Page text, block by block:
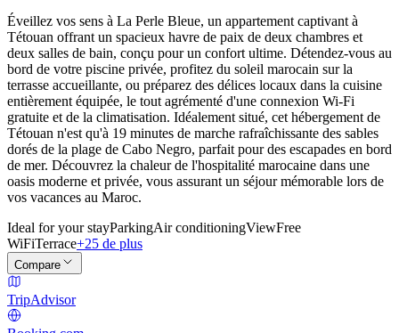
Éveillez vos sens à La Perle Bleue, un appartement captivant à
Tétouan offrant un spacieux havre de paix de deux chambres et
deux salles de bain, conçu pour un confort ultime. Détendez-vous au
bord de votre piscine privée, profitez du soleil marocain sur la
terrasse accueillante, ou préparez des délices locaux dans la cuisine
entièrement équipée, le tout agrémenté d'une connexion Wi-Fi
gratuite et de la climatisation. Idéalement situé, cet hébergement de
Tétouan n'est qu'à 19 minutes de marche rafraîchissante des sables
dorés de la plage de Cabo Negro, parfait pour des escapades en bord
de mer. Découvrez la chaleur de l'hospitalité marocaine dans une
oasis moderne et privée, vous assurant un séjour mémorable lors de
vos vacances au Maroc.
Ideal for your stayParkingAir conditioningViewFree
WiFiTerrace+25 de plus
Compare
TripAdvisor